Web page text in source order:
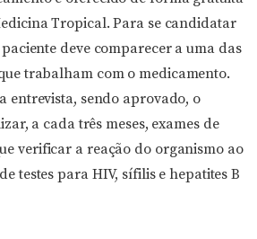
Tropical. Para se candidatar
deve comparecer a uma das
trabalham com o medicamento.
entrevista, sendo aprovado, o
a cada três meses, exames de
verificar a reação do organismo ao
testes para HIV, sífilis e hepatites B